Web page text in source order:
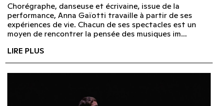
Chorégraphe, danseuse et écrivaine, issue de la
performance, Anna Gaïotti travaille à partir de ses
expériences de vie. Chacun de ses spectacles est un
moyen de rencontrer la pensée des musiques im...
LIRE PLUS